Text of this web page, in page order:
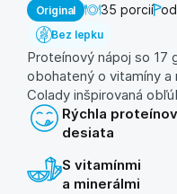
Original 35 porcií
Bez lepku
Proteínový nápoj so 17
obohatený o vitamíny a
Colady inšpirovaná
Rýchla
desiata
S vitamínmi
a minerálmi